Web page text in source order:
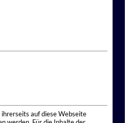
auf diese Webseite